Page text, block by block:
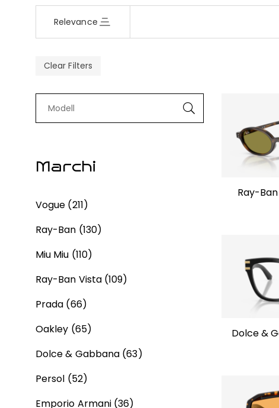
Relevance
Clear Filters
Marchi
Vogue (211)
Ray-Ban (130)
Miu Miu (110)
Ray-Ban Vista (109)
Prada (66)
Oakley (65)
Dolce & Gabbana (63)
Persol (52)
Emporio Armani (36)
Ray-
Dolce &